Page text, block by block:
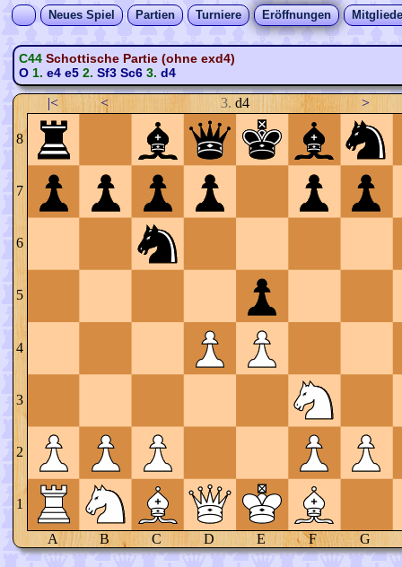
Neues Spiel Partien Turniere Eröffnungen
C44 Schottische Partie (ohne exd4)
O1. e4 e52. Sf3 Sc63. d4
|< < 3. d4 >
8
7
6
5
4
3
2
1
A B C D E F G